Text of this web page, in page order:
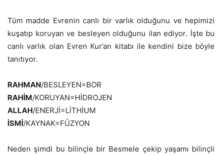
Tüm madde Evrenin canlı bir varlık olduğunu ve hepimizi
kuşatıp koruyan ve besleyen olduğunu ilan ediyor. İşte bu
canlı varlık olan Evren Kur’an kitabı ile kendini bize böyle
tanıtıyor.
RAHMAN/BESLEYEN=BOR
RAHİM/KORUYAN=HİDROJEN
ALLAH/ENERJİ=LİTHİUM
İSMİ/KAYNAK=FÜZYON
Neden şimdi bu bilinçle bir Besmele çekip yaşamı bilinçli